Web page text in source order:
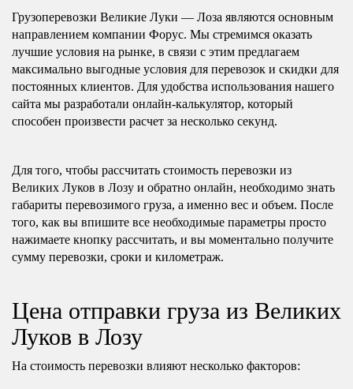
Грузоперевозки Великие Луки — Лоза являются основным
направлением компании Форус. Мы стремимся оказать
лучшие условия на рынке, в связи с этим предлагаем
максимально выгодные условия для перевозок и скидки для
постоянных клиентов. Для удобства использования нашего
сайта мы разработали онлайн-калькулятор, который
способен произвести расчет за несколько секунд.
Для того, чтобы рассчитать стоимость перевозки из
Великих Луков в Лозу и обратно онлайн, необходимо знать
габариты перевозимого груза, а именно вес и объем. После
того, как вы впишите все необходимые параметры просто
нажимаете кнопку рассчитать, и вы моментально получите
сумму перевозки, сроки и километраж.
Цена отправки груза из Великих
Луков в Лозу
На стоимость перевозки влияют несколько факторов: